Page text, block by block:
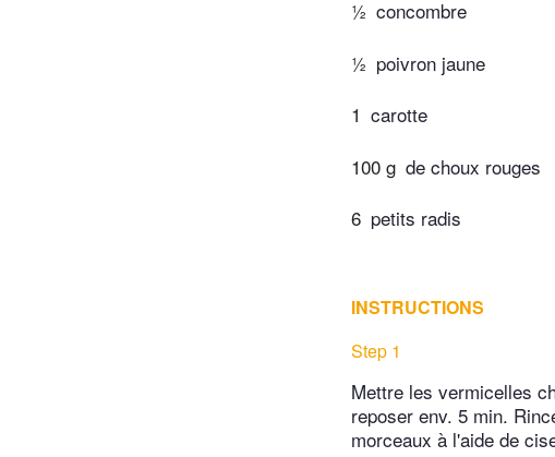
½ concombre
½ poivron jaune
1 carotte
100 g de choux rouges
6 petits radis
INSTRUCTIONS
Step 1
Mettre les vermicelles
reposer env. 5 min.
morceaux à l'aide de